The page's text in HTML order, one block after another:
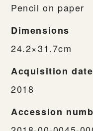
Pencil on paper
Dimensions
24.2×31.7cm
Acquisition date
2018
Accession